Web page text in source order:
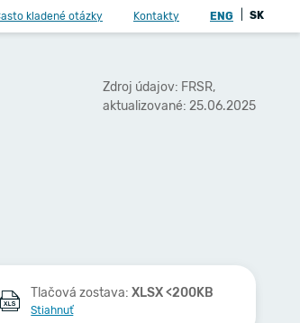
kladené otázky Kontakty ENG SK
Zdroj údajov: FRSR,
aktualizované: 25.06.2025
Tlačová zostava:XLSX <200KB
Stiahnuť